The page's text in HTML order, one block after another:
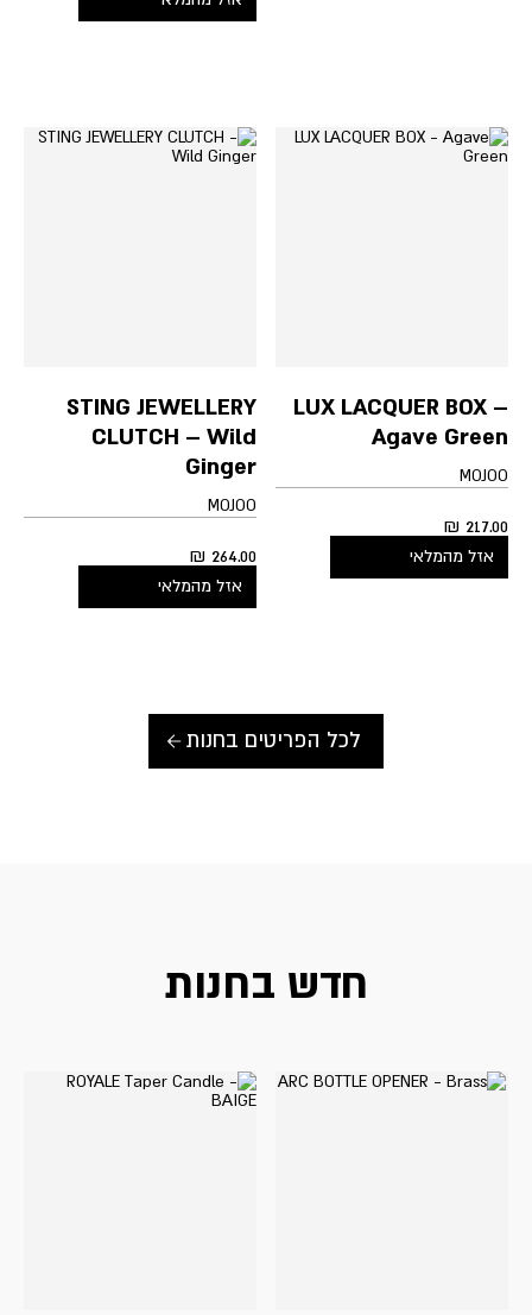
LUX LACQUER BOX –
Agave Green
MOJOO
217.00
₪
אזל מהמלאי
STING JEWELLERY
CLUTCH – Wild
Ginger
MOJOO
264.00
₪
אזל מהמלאי
לכל הפריטים בחנות
חדש בחנות